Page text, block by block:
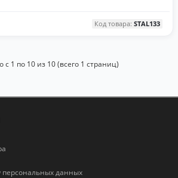
Код товара: STAL133
с 1 по 10 из 10 (всего 1 страниц)
персональных данных